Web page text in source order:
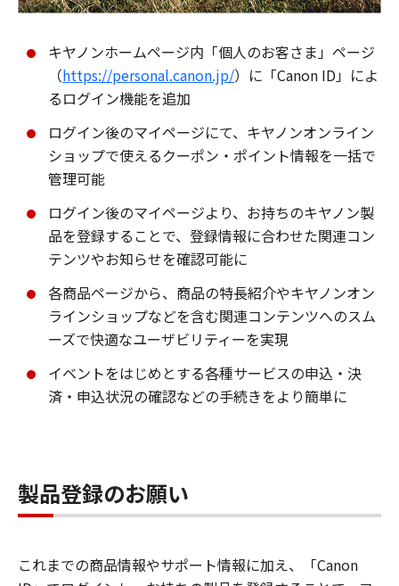
キヤノンホームページ内「個人のお客さま」ページ
（https://personal.canon.jp/）に「Canon ID」によ
るログイン機能を追加
ログイン後のマイページにて、キヤノンオンライン
ショップで使えるクーポン・ポイント情報を一括で
管理可能
ログイン後のマイページより、お持ちのキヤノン製
品を登録することで、登録情報に合わせた関連コン
テンツやお知らせを確認可能に
各商品ページから、商品の特長紹介やキヤノンオン
ラインショップなどを含む関連コンテンツへのスム
ーズで快適なユーザビリティーを実現
イベントをはじめとする各種サービスの申込・決
済・申込状況の確認などの手続きをより簡単に
製品登録のお願い
これまでの商品情報やサポート情報に加え、「Canon